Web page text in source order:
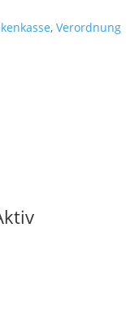
, Verordnung